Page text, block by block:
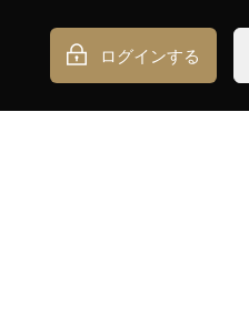
ログインする